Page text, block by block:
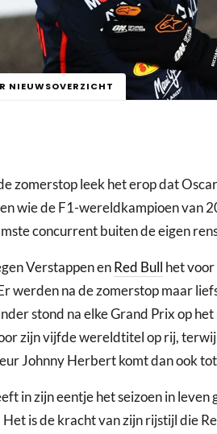
NIEUWSOVERZICHT
zomerstop leek het erop dat
wie de F1-wereldkampioen van
concurrent buiten de eigen
Verstappen enRed Bull het
werden na de zomerstop maar
stond na elke Grand Prix op
zijn vijfde wereldtitel op rij,
Johnny Herbert komt dan ook
in zijn eentje het seizoen in
Het is de kracht van zijn rijstijl die